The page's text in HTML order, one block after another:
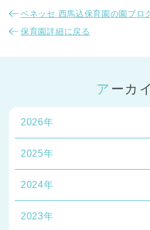
ベネッセ 西馬込保育園の園ブロ
保育園詳細に戻る
アーカ
2026年
2025年
2024年
2023年